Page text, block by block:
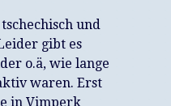
und
gibt es
o.ä, wie lange
waren. Erst
in Vimperk